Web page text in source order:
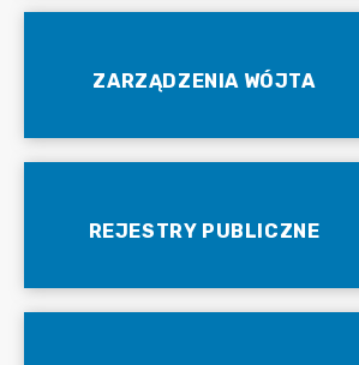
ZARZĄDZENIA WÓJTA
REJESTRY PUBLICZNE